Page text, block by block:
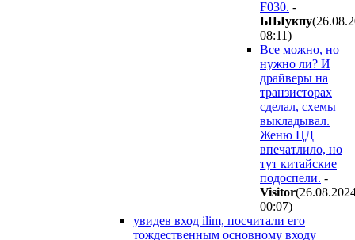
F030. -
ЫЫyкпy
08:11)
Все можно, но
нужно ли? И
драйверы на
транзисторах
сделал, схемы
выкладывал.
Женю ЦД
впечатлило, но
тут китайские
подоспели. -
Visitor
00:07)
увидев вход ilim, посчитали его
тождественным основному входу